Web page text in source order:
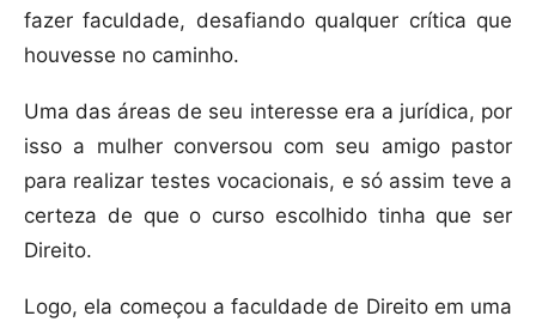
fazer faculdade, desafiando qualquer crítica que
houvesse no caminho.
Uma das áreas de seu interesse era a jurídica, por
isso a mulher conversou com seu amigo pastor
para realizar testes vocacionais, e só assim teve a
certeza de que o curso escolhido tinha que ser
Direito.
Logo, ela começou a faculdade de Direito em uma